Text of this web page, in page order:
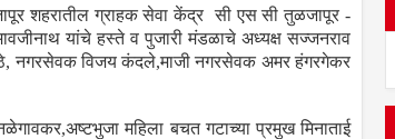
शहरातील ग्राहक सेवा केंद्र सी एस सी तुळजापूर -
यांचे हस्ते व पुजारी मंडळाचे अध्यक्ष सज्जनराव
नगरसेवक विजय कंदले,माजी नगरसेवक अमर हंगरगेकर
महिला बचत गटाच्या प्रमुख मिनाताई